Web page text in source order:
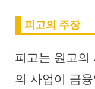
피고의 주장
피고는 원고의
의 사업이 금